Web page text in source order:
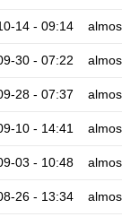
14 - 09:14
30 - 07:22
28 - 07:37
10 - 14:41
03 - 10:48
26 - 13:34